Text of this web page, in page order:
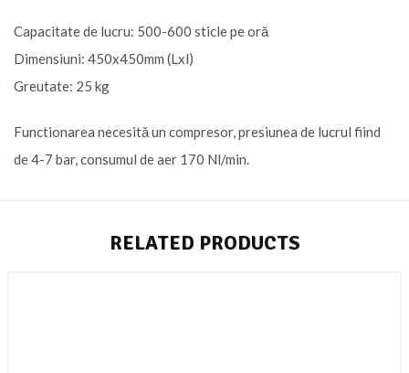
Capacitate de lucru: 500-600 sticle pe oră
Dimensiuni: 450x450mm (Lxl)
Greutate: 25 kg
Functionarea necesită un compresor, presiunea de lucrul fiind
de 4-7 bar, consumul de aer 170 Nl/min.
RELATED PRODUCTS